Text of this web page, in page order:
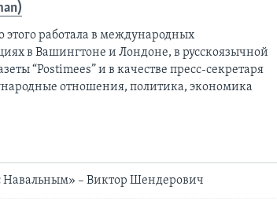
работала в международных
в Вашингтоне и Лондоне, в русскоязычной
“Postimees” и в качестве пресс-секретаря
отношения, политика, экономика
– Виктор Шендерович